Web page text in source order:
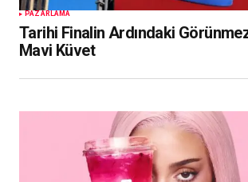
PAZARLAMA
Tarihi Finalin Ardındaki
Mavi Küvet